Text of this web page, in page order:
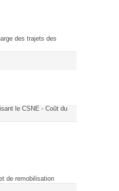
des trajets des
le CSNE - Coût du
de remobilisation